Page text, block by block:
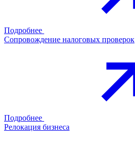
Подробнее
Сопровождение налоговых проверок
Подробнее
Релокация бизнеса